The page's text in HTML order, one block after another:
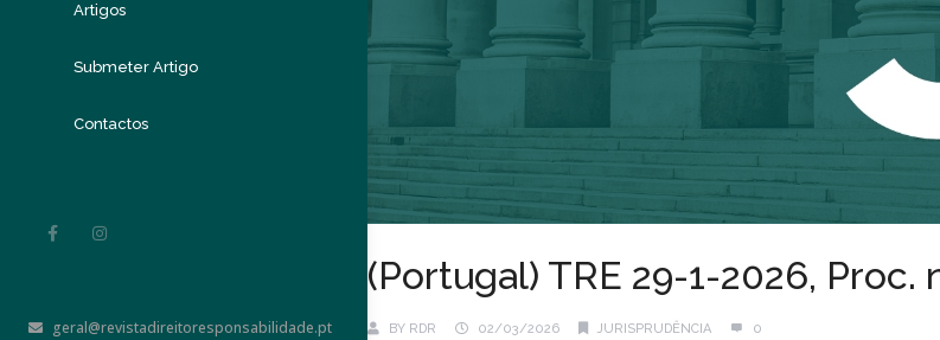
Artigos
Submeter Artigo
Contactos
geral@revistadireitoresponsabilidade.pt
(Portugal) TRE 29-1-2026, Proc.
BY RDR 02/03/2026 JURISPRUDÊNCIA 0